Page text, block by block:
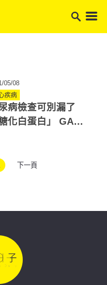
05/08
疾病
病檢查可別漏了
糖化白蛋白」 GA值
下一頁